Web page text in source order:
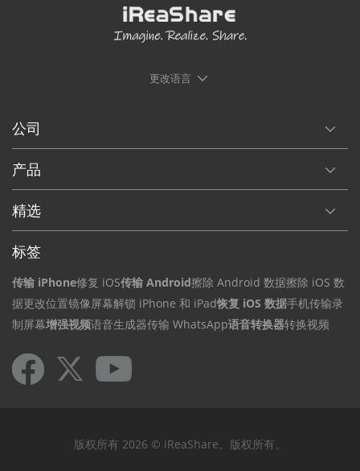
更改语言
公司
产品
精选
标签
传输 iPhone修复 iOS传输 Android擦除 Android 数据擦除 iOS 数
据更改位置镜像屏幕解锁 iPhone 和 iPad恢复 iOS 数据手机传输录
制屏幕增强视频语音生成器传输 WhatsApp语音转换器转换视频
版权所有 2026 © iReaShare。版权所有。